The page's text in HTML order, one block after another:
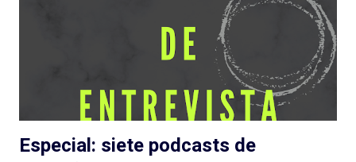
Me chocó de entrada que sea otra serie de ficción sobre
pandemias . Siento que necesitamos un respiro (de la
pandemia en la vida, primero, y del tema en general) en cuanto
Especial: siete podcasts de